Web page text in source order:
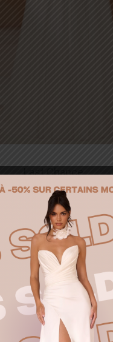
Last Chance
B_MUZA
Ajouter à la liste d’envies